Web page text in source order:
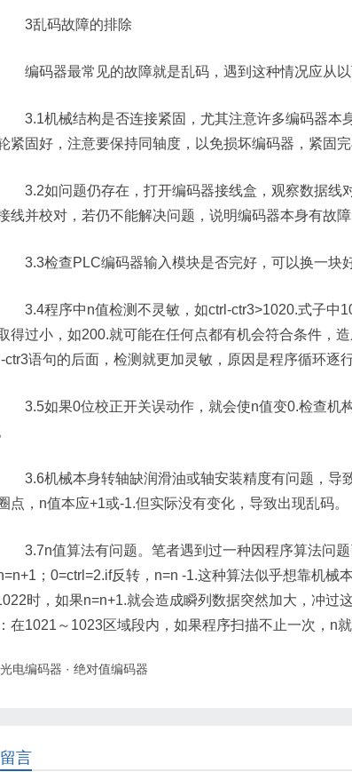
3乱码故障的排除
编码器最常见的故障就是乱码，遇到这种情况应从以
3.1机械结构是否连接紧固，尤其注意许多编码器本
紧固好，注意要保持同轴度，以免损坏编码器，紧固完
3.2如问题仍存在，打开编码器接线盒，观察数据线
线并校对，若仍不能解决问题，说明编码器本身有故障
3.3检查PLC编码器输入模块是否完好，可以换一块好
3.4程序中n值检测不灵敏，如ctrl-ctr3>1020.式子中
得过小，如200.就可能在任何点都有机会符合条件，
ctr3语句的后面，检测就更加灵敏，原因是程序循环逐
3.5如果0位校正开关误动作，就会使n值变0.检查机
3.6机械本身转轴缺润滑油或轴安装精度有问题，导
点，n值本应+1或-1.但实际没有变化，导致出现乱码。
3.7n值算法有问题。笔者遇到过一种因程序算法问题
；0=ctrl=2.if反转，n=n -1.这种算法似乎想靠机械
时，如果n=n+1.就会造成瞬列数据突然加大，冲过
在1021～1023区域段内，如果程序扫描不止一次，n就
光电编码器 · 绝对值编码器
言